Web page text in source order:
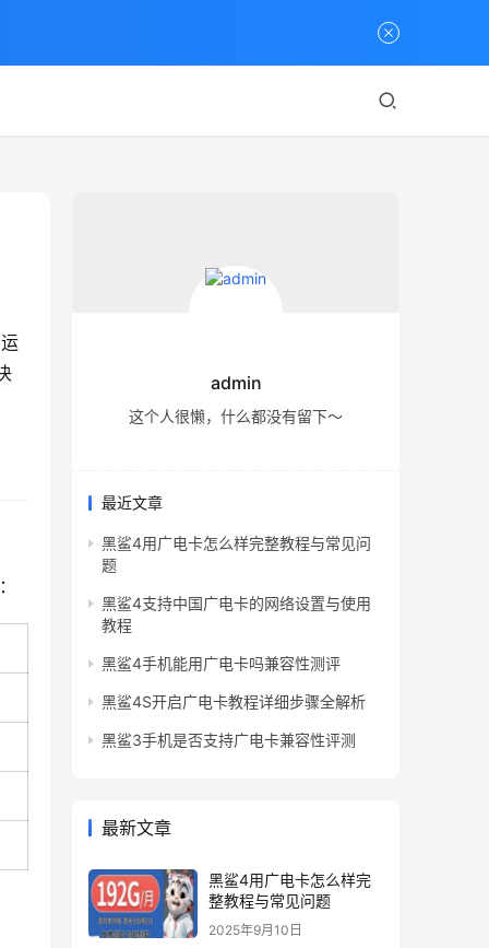
admin
这个人很懒，什么都没有留下～
最近文章
黑鲨4用广电卡怎么样完整教程与常见问
题
黑鲨4支持中国广电卡的网络设置与使用
教程
黑鲨4手机能用广电卡吗兼容性测评
黑鲨4S开启广电卡教程详细步骤全解析
黑鲨3手机是否支持广电卡兼容性评测
最新文章
黑鲨4用广电卡怎么样完
整教程与常见问题
2025年9月10日